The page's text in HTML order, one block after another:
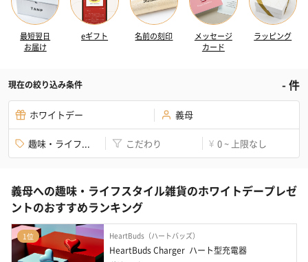
最短翌日
お届け
eギフト 名前の刻印
メッセージ
カード
ラッピング
現在の絞り込み条件 -件
ホワイトデー 義母
趣味・ライフ... こだわり ¥ 0 ~ 上限なし
義母への趣味・ライフスタイル雑貨のホワイトデープレゼ
ントのおすすめランキング
1位 HeartBuds（ハートバッズ）
HeartBuds Charger  ハート型充電器